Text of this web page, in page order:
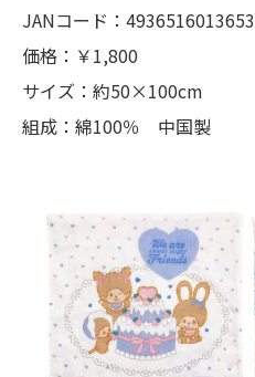
JANコード：4936516013653
価格：￥1,800
サイズ：約50×100cm
組成：綿100％ 中国製